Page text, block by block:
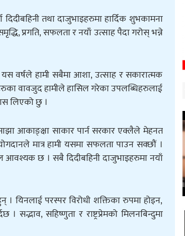
तथा दाजुभाइहरुमा हार्दिक शुभकामना
प्रगति, सफलता र नयाँ उत्साह पैदा गरोस् भन्ने
यस वर्षले हामी सबैमा आशा, उत्साह र सकारात्मक
वावजुद हामीले हासिल गरेका उपलब्धिहरुलाई
लिएको छु ।
आकाङ्क्षा साकार पार्न सरकार एक्लैले मेहनत
मात्र हामी यसमा सफलता पाउन सक्छौं ।
आवश्यक छ । सबै दिदीबहिनी दाजुभाइहरुमा नयाँ
। यिनलाई परस्पर विरोधी शक्तिका रुपमा होइन,
सहिष्णुता र राष्ट्रप्रेमको मिलनबिन्दुमा